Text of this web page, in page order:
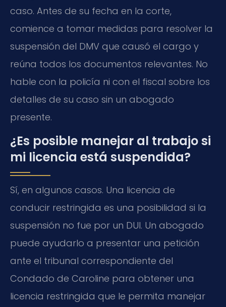
caso. Antes de su fecha en la corte,
comience a tomar medidas para resolver la
suspensión del DMV que causó el cargo y
reúna todos los documentos relevantes. No
hable con la policía ni con el fiscal sobre los
detalles de su caso sin un abogado
presente.
¿Es posible manejar al trabajo si
mi licencia está suspendida?
Sí, en algunos casos. Una licencia de
conducir restringida es una posibilidad si la
suspensión no fue por un DUI. Un abogado
puede ayudarlo a presentar una petición
ante el tribunal correspondiente del
Condado de Caroline para obtener una
licencia restringida que le permita manejar